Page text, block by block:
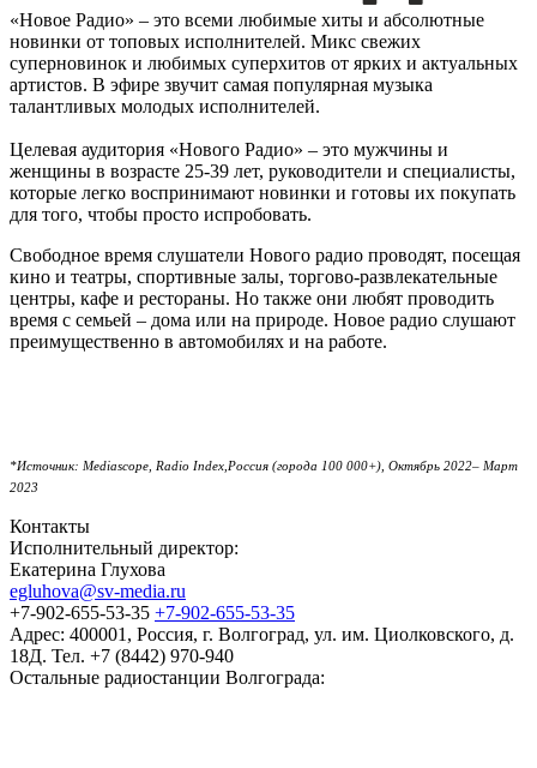
«Новое Радио» – это всеми любимые хиты и абсолютные
новинки от топовых исполнителей. Микс свежих
суперновинок и любимых суперхитов от ярких и актуальных
артистов. В эфире звучит самая популярная музыка
талантливых молодых исполнителей.
Целевая аудитория «Нового Радио» – это мужчины и
женщины в возрасте 25-39 лет, руководители и специалисты,
которые легко воспринимают новинки и готовы их покупать
для того, чтобы просто испробовать.
Свободное время слушатели Нового радио проводят, посещая
кино и театры, спортивные залы, торгово-развлекательные
центры, кафе и рестораны. Но также они любят проводить
время с семьей – дома или на природе. Новое радио слушают
преимущественно в автомобилях и на работе.
*Источник: Mediascope, Radio Index,Россия (города 100 000+), Октябрь 2022– Март
2023
Контакты
Исполнительный директор:
Екатерина Глухова
egluhova@sv-media.ru
+7-902-655-53-35 +7-902-655-53-35
Адрес: 400001, Россия, г. Волгоград, ул. им. Циолковского, д.
18Д. Тел. +7 (8442) 970-940
Остальные радиостанции Волгограда: